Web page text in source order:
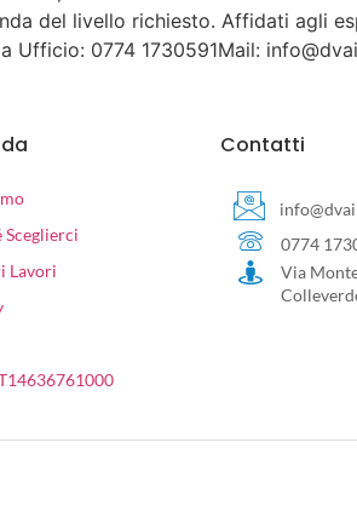
del livello richiesto. Affidati agli
0774 1730591Mail:
Sceglierci
Lavori
Contatti
0774
Via